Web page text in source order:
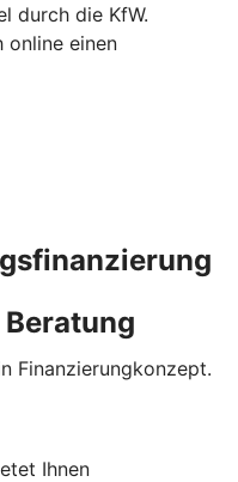
durch die KfW.
online einen
Finanzierungkonzept.
Ihnen